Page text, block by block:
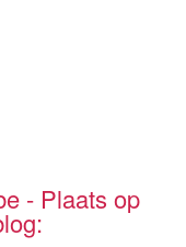
- Plaats op